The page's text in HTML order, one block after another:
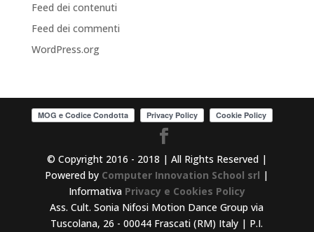
Feed dei contenuti
Feed dei commenti
WordPress.org
© Copyright 2016 - 2018 | All Rights Reserved |
Powered by Computer Innovation School srl |
Informativa Privacy e Cookies Policy
Ass. Cult. Sonia Nifosi Motion Dance Group via
Tuscolana, 26 - 00044 Frascati (RM) Italy | P.I.